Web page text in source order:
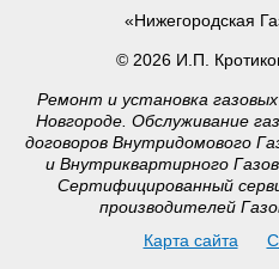
«Нижегородская
© 2026 И.П.
Ремонт и установка
Новгороде. Обслуживание
договоров Внутридомового
и Внутриквартирного
Сертифицированный
производителей
Карта сайта